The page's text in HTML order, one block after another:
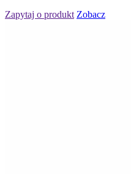
Zapytaj o produkt Zobacz